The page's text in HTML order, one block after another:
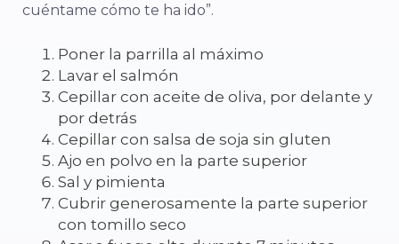
cuéntame cómo te ha ido”.
Poner la parrilla al máximo
Lavar el salmón
Cepillar con aceite de oliva, por delante y
por detrás
Cepillar con salsa de soja sin gluten
Ajo en polvo en la parte superior
Sal y pimienta
Cubrir generosamente la parte superior
con tomillo seco